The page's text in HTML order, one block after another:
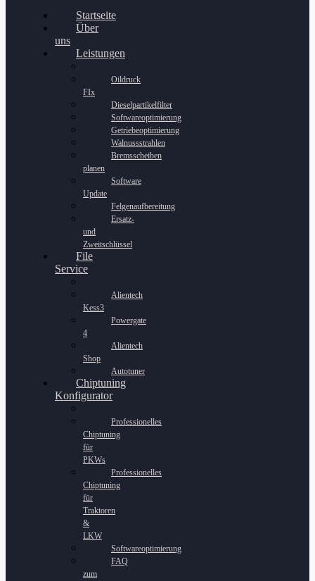
Startseite
Über
uns
Leistungen
Oildruck
FIx
Dieselpartikelfilter
Softwareoptimierung
Getriebeoptimierung
Walnussstrahlen
Bremsscheiben
planen
Software
Update
Felgenaufbereitung
Ersatz-
und
Zweitschlüssel
File
Service
Alientech
Kess3
Powergate
4
Alientech
Shop
Autotuner
Chiptuning
Konfigurator
Professionelles
Chiptuning
für
PKWs
Professionelles
Chiptuning
für
Traktoren
&
LKW
Softwareoptimierung
FAQ
zum